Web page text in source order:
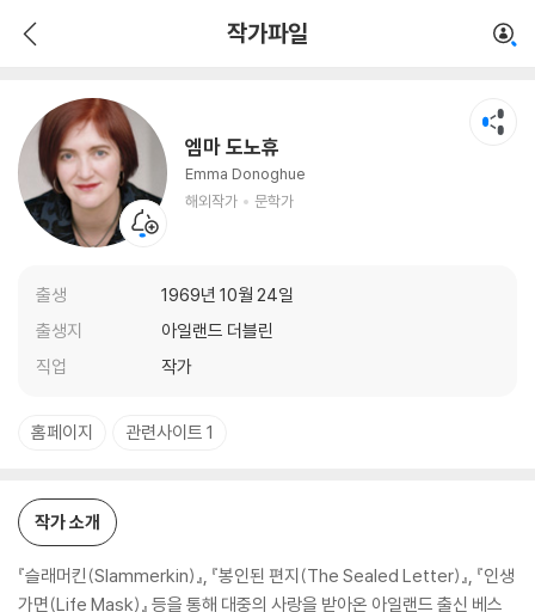
작가파일
엠마 도노휴
Emma Donoghue
해외작가
문학가
출생
1969년 10월 24일
출생지
아일랜드 더블린
직업
작가
홈페이지 관련사이트 1
작가 소개
『슬래머킨(Slammerkin)』, 『봉인된 편지(The Sealed Letter)』, 『인생
가면(Life Mask)』 등을 통해 대중의 사랑을 받아온 아일랜드 출신 베스